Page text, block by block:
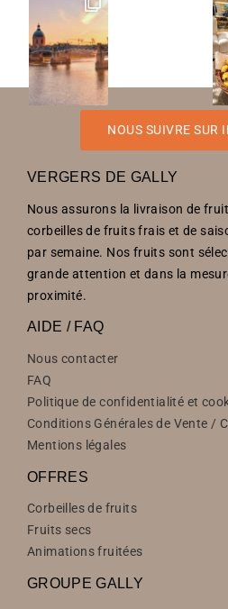
NOUS SUIVRE SUR
VERGERS DE GALLY
Nous assurons la livraison de
corbeilles de fruits frais et de
par semaine. Nos fruits sont
grande attention et dans la
proximité.
AIDE / FAQ
Nous contacter
FAQ
Politique de confidentialité et
Conditions Générales de Vente /
Mentions légales
OFFRES
Corbeilles de fruits
Fruits secs
Animations fruitées
GROUPE GALLY